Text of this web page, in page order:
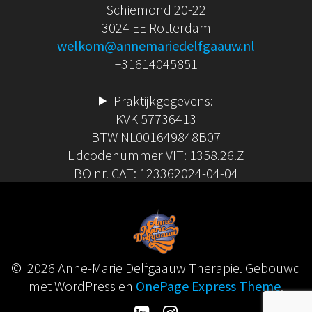
Schiemond 20-22
3024 EE Rotterdam
welkom@annemariedelfgaauw.nl
+31614045851
Praktijkgegevens:
KVK 57736413
BTW NL001649848B07
Lidcodenummer VIT: 1358.26.Z
BO nr. CAT: 123362024-04-04
© 2026 Anne-Marie Delfgaauw Therapie. Gebouwd
met WordPress en OnePage Express Theme.